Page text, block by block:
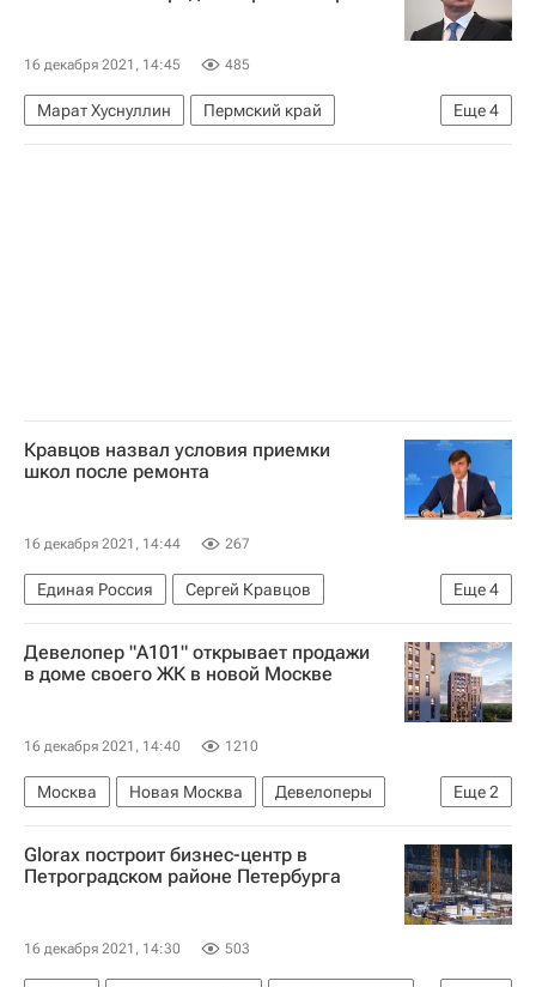
16 декабря 2021, 14:45 485
Еще4
Марат Хуснуллин
Пермский край
Березники
Дмитрий Махонин
Кравцов назвал условия приемки
школ после ремонта
16 декабря 2021, 14:44 267
Еще4
Единая Россия
Сергей Кравцов
Российское движение школьников
Россия
Ремонт
Школы
Девелопер "А101" открывает продажи
в доме своего ЖК в новой Москве
16 декабря 2021, 14:40 1210
Еще2
Москва Новая Москва
Девелоперы
Жилье
ГК "А101"
Glorax построит бизнес-центр в
Петроградском районе Петербурга
16 декабря 2021, 14:30 503